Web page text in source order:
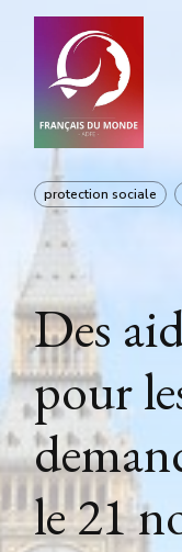
protection sociale
Des
pour
le 21